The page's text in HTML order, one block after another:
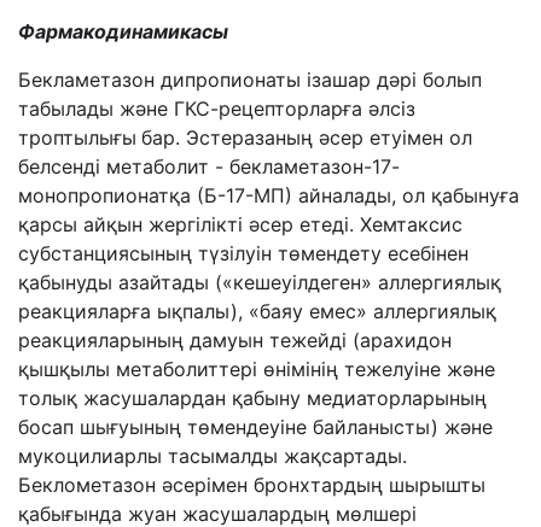
Фармакодинамикасы
Бекламетазон дипропионаты ізашар дәрі болып
табылады және ГКС-рецепторларға әлсіз
троптылығы бар. Эстеразаның әсер етуімен ол
белсенді метаболит - бекламетазон-17-
монопропионатқа (Б-17-МП) айналады, ол қабынуға
қарсы айқын жергілікті әсер етеді. Хемтаксис
субстанциясының түзілуін төмендету есебінен
қабынуды азайтады («кешеуілдеген» аллергиялық
реакцияларға ықпалы), «баяу емес» аллергиялық
реакцияларының дамуын тежейді (арахидон
қышқылы метаболиттері өнімінің тежелуіне және
толық жасушалардан қабыну медиаторларының
босап шығуының төмендеуіне байланысты) және
мукоцилиарлы тасымалды жақсартады.
Беклометазон әсерімен бронхтардың шырышты
қабығында жуан жасушалардың мөлшері